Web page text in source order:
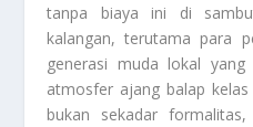
tanpa biaya ini di
kalangan, terutama para
generasi muda lokal yang
atmosfer ajang balap
bukan sekadar